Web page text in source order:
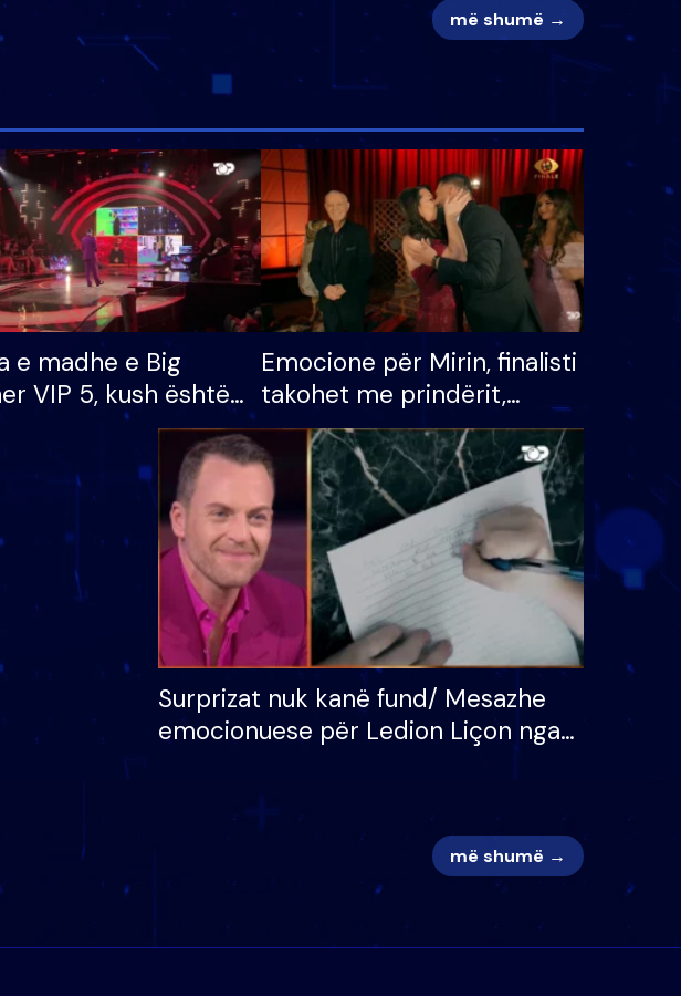
më shumë →
e madhe e Big
VIP 5, kush është
i parë që lë shtëpinë
mundësinë për
çmimin e madh
Emocione për Mirin, finalisti
takohet me prindërit,
vajzën dhe bashkëshorten:
S’kemi ndonjë letër divorci
apo jo?
Surprizat nuk kanë fund/ Mesazhe
emocionuese për Ledion Liçon nga
më shumë →